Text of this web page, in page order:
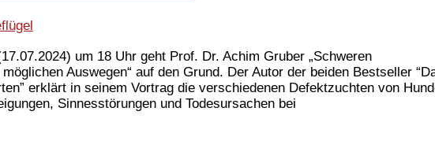
um 18 Uhr geht Prof. Dr. Achim Gruber „Schweren
Auswegen“ auf den Grund. Der Autor der beiden Bestseller
erklärt in seinem Vortrag die verschiedenen Defektzuchten von
Sinnesstörungen und Todesursachen bei